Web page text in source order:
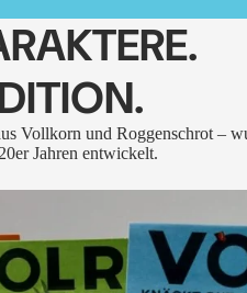
Vollkorn und Roggenschrot –
Jahren entwickelt.